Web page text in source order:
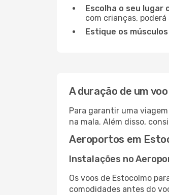
Escolha o seu lugar
com crianças,
Estique os
A duração de um
Para garantir uma
na mala. Além disso,
Aeroportos em
Instalações no
Os voos de Estocolmo
comodidades antes do